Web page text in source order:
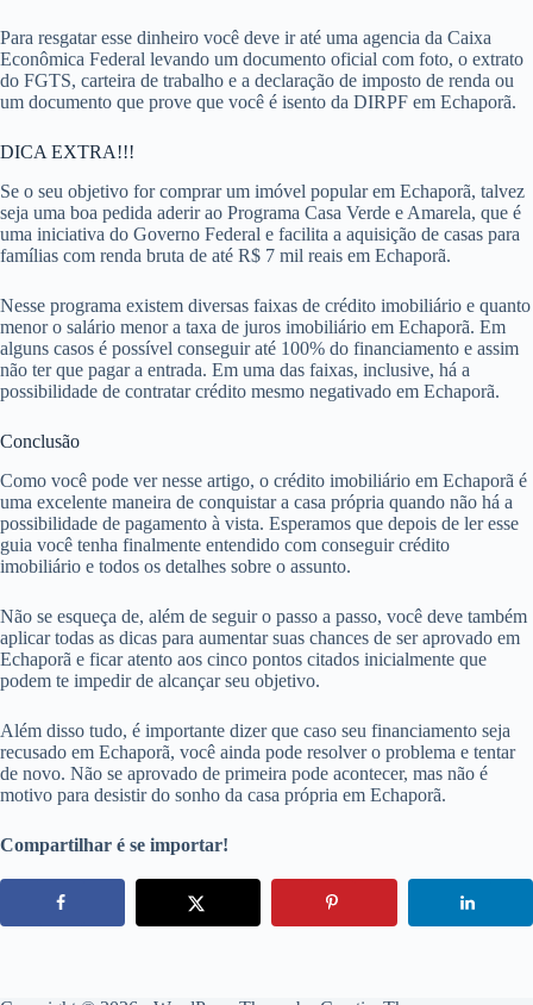
Para resgatar esse dinheiro você deve ir até uma agencia da Caixa
Econômica Federal levando um documento oficial com foto, o extrato
do FGTS, carteira de trabalho e a declaração de imposto de renda ou
um documento que prove que você é isento da DIRPF em Echaporã.
DICA EXTRA!!!
Se o seu objetivo for comprar um imóvel popular em Echaporã, talvez
seja uma boa pedida aderir ao Programa Casa Verde e Amarela, que é
uma iniciativa do Governo Federal e facilita a aquisição de casas para
famílias com renda bruta de até R$ 7 mil reais em Echaporã.
Nesse programa existem diversas faixas de crédito imobiliário e quanto
menor o salário menor a taxa de juros imobiliário em Echaporã. Em
alguns casos é possível conseguir até 100% do financiamento e assim
não ter que pagar a entrada. Em uma das faixas, inclusive, há a
possibilidade de contratar crédito mesmo negativado em Echaporã.
Conclusão
Como você pode ver nesse artigo, o crédito imobiliário em Echaporã é
uma excelente maneira de conquistar a casa própria quando não há a
possibilidade de pagamento à vista. Esperamos que depois de ler esse
guia você tenha finalmente entendido com conseguir crédito
imobiliário e todos os detalhes sobre o assunto.
Não se esqueça de, além de seguir o passo a passo, você deve também
aplicar todas as dicas para aumentar suas chances de ser aprovado em
Echaporã e ficar atento aos cinco pontos citados inicialmente que
podem te impedir de alcançar seu objetivo.
Além disso tudo, é importante dizer que caso seu financiamento seja
recusado em Echaporã, você ainda pode resolver o problema e tentar
de novo. Não se aprovado de primeira pode acontecer, mas não é
motivo para desistir do sonho da casa própria em Echaporã.
Compartilhar é se importar!